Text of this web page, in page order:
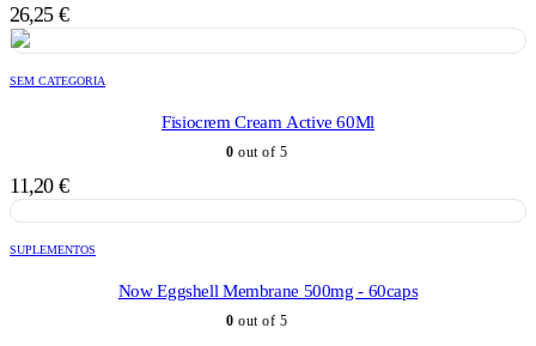
26,25 €
SEM CATEGORIA
Fisiocrem Cream Active 60Ml
0 out of 5
11,20 €
SUPLEMENTOS
Now Eggshell Membrane 500mg - 60caps
0 out of 5